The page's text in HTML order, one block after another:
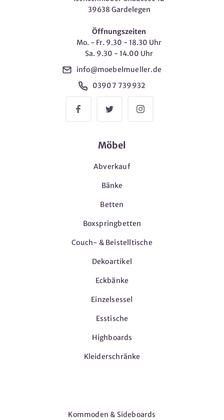
39638 Gardelegen
Öffnungszeiten
Mo. - Fr. 9.30 - 18.30 Uhr
Sa. 9.30 - 14.00 Uhr
info@moebelmueller.de
03907 739932
Möbel
Abverkauf
Bänke
Betten
Boxspringbetten
Couch- & Beistelltische
Dekoartikel
Eckbänke
Einzelsessel
Esstische
Highboards
Kleiderschränke
Kommoden & Sideboards